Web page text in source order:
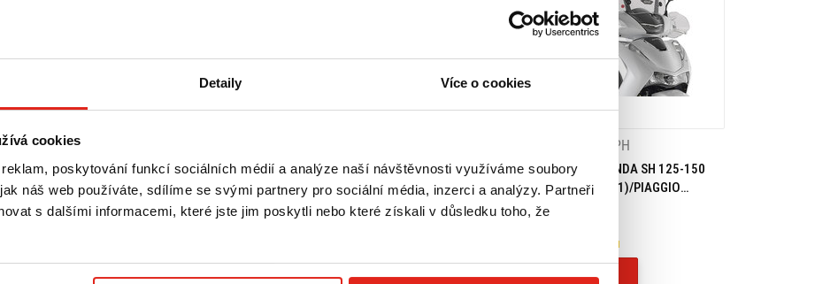
Detaily Více o cookies
cookies
poskytování funkcí sociálních médií a analýze naší návštěvnosti využíváme soubory
náš web používáte, sdílíme se svými partnery pro sociální média, inzerci a analýzy. Partneři
s dalšími informacemi, které jste jim poskytli nebo které získali v důsledku toho, že
NA
SKLO
na prodejně
GIVI PLEXI HONDA SH 125-150
(20)/350 (21) D1181BL
Koupit
GIVI PLEXI HONDA SH 125-150
(20)/350 (21) D1181S
Koupit
s DPH
GIVI PLEXI HONDA SH 125-150
(20)/SH 350 (21)/PIAGGIO
PIAGGIO 1 (21) D1181ST
Na objednávku
Koupit